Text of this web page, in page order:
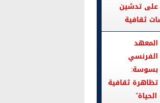
على تدشين
ثقافية
المعهد
الفرنسي
بسوسة:
تظاهرة ثقافية